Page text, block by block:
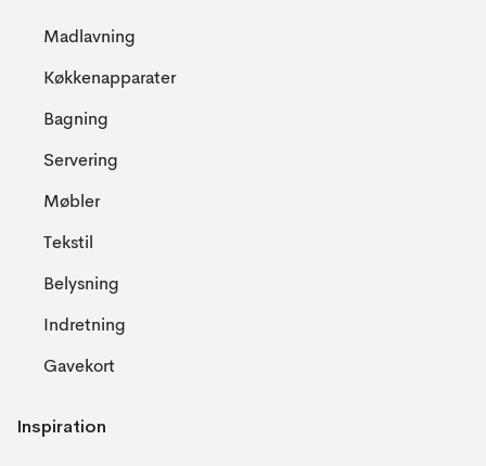
Madlavning
Køkkenapparater
Bagning
Servering
Møbler
Tekstil
Belysning
Indretning
Gavekort
Inspiration